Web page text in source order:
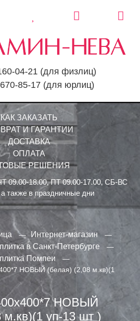
04-21 (для физлиц)
85-17 (для юрлиц)
КАК ЗАКАЗАТЬ
И ГАРАНТИИ
ДОСТАВКА
ОПЛАТА
РЕШЕНИЯ
09.00-18.00, ПТ 09.00-17.00, СБ-ВС
также в праздничные дни
Интернет-магазин
в Санкт-Петербурге
Помпеи
НОВЫЙ (белая) (2,08 м.кв)(1
НОВЫЙ
м.кв)(1 уп-13 шт )